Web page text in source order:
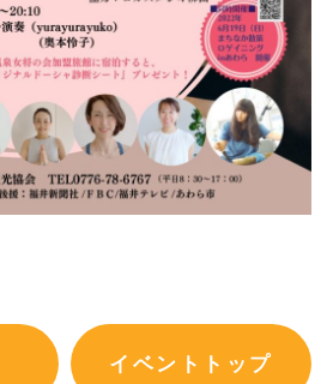
イベントトップ